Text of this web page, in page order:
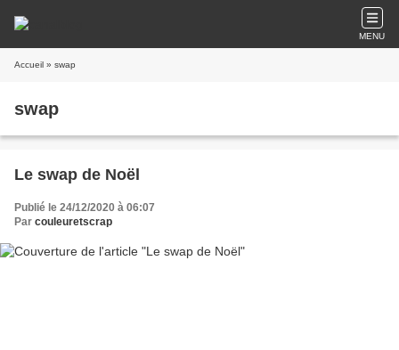
MENU
Accueil » swap
swap
Le swap de Noël
Publié le 24/12/2020 à 06:07
Par couleuretscrap